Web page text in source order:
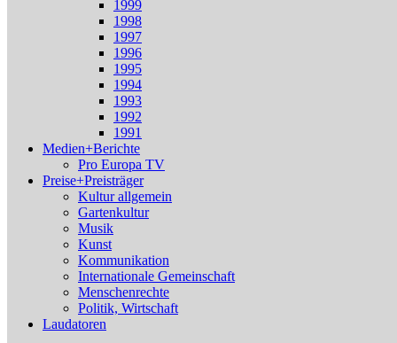
1999
1998
1997
1996
1995
1994
1993
1992
1991
Medien+Berichte
Pro Europa TV
Preise+Preisträger
Kultur allgemein
Gartenkultur
Musik
Kunst
Kommunikation
Internationale Gemeinschaft
Menschenrechte
Politik, Wirtschaft
Laudatoren